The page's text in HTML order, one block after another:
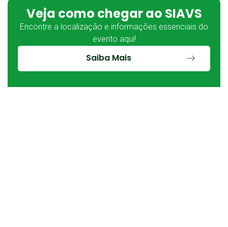
Veja como chegar ao SIAVS
Encontre a localização e informações essenciais do
evento aqui!
Saiba Mais